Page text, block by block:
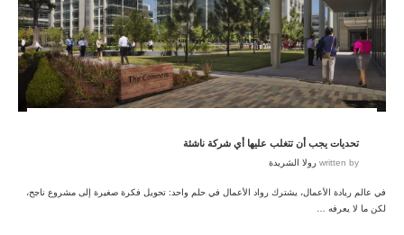
تحديات يجب أن تتغلب عليها أي شركة ناشئة
written by رولا الشريدة
في عالم ريادة الأعمال، يشترك رواد الأعمال في حلم واحد: تحويل فكرة صغيرة إلى مشروع ناجح،
لكن ما لا يعرفه …